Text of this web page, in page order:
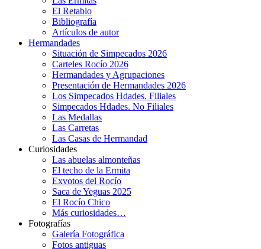
El Retablo
Bibliografía
Artículos de autor
Hermandades
Situación de Simpecados 2026
Carteles Rocío 2026
Hermandades y Agrupaciones
Presentación de Hermandades 2026
Los Simpecados Hdades. Filiales
Simpecados Hdades. No Filiales
Las Medallas
Las Carretas
Las Casas de Hermandad
Curiosidades
Las abuelas almonteñas
El techo de la Ermita
Exvotos del Rocío
Saca de Yeguas 2025
El Rocío Chico
Más curiosidades…
Fotografías
Galería Fotográfica
Fotos antiguas